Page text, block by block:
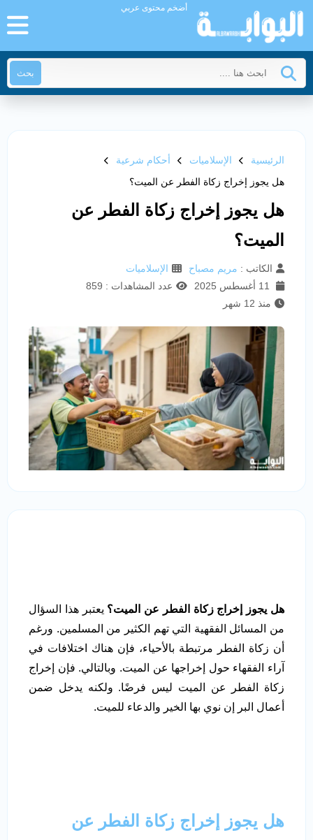
أضخم محتوى عربي
بحث
الرئيسية الإسلاميات
أحكام شرعية
هل يجوز إخراج زكاة الفطر عن الميت؟
هل يجوز إخراج زكاة الفطر عن
الميت؟
الكاتب : مريم مصباح
الإسلاميات
عدد المشاهدات : 859
منذ 12 شهر
هل يجوز إخراج زكاة الفطر عن الميت؟ يعتبر هذا السؤال
من المسائل الفقهية التي تهم الكثير من المسلمين. ورغم
أن زكاة الفطر مرتبطة بالأحياء، فإن هناك اختلافات في
آراء الفقهاء حول إخراجها عن الميت. وبالتالي. فإن إخراج
زكاة الفطر عن الميت ليس فرضًا. ولكنه يدخل ضمن
أعمال البر إن نوي بها الخير والدعاء للميت.
هل يجوز إخراج زكاة الفطر عن